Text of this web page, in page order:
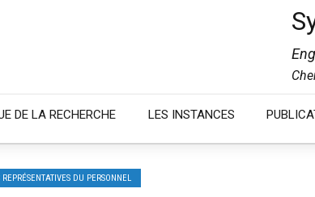
DE LA RECHERCHE LES INSTANCES
REPRÉSENTATIVES DU PERSONNEL